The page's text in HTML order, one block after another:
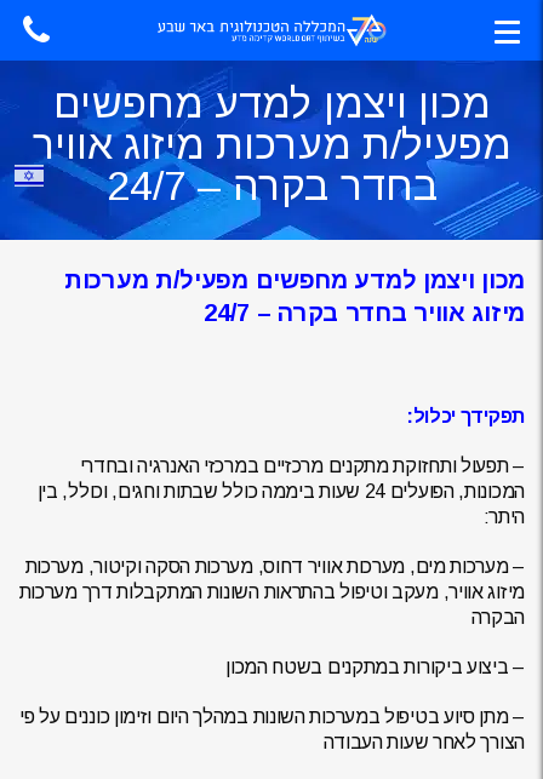
מכון ויצמן למדע מחפשים
מפעיל/ת מערכות מיזוג אוויר
בחדר בקרה – 24/7
מכון ויצמן למדע מחפשים מפעיל/ת מערכות
מיזוג אוויר בחדר בקרה – 24/7
תפקידך יכלול:
– תפעול ותחזוקת מתקנים מרכזיים במרכזי האנרגיה ובחדרי
המכונות, הפועלים 24 שעות ביממה כולל שבתות וחגים, וכולל, בין
היתר:
– מערכות מים, מערכות אוויר דחוס, מערכות הסקה וקיטור, מערכות
מיזוג אוויר, מעקב וטיפול בהתראות השונות המתקבלות דרך מערכות
הבקרה
– ביצוע ביקורות במתקנים בשטח המכון
– מתן סיוע בטיפול במערכות השונות במהלך היום וזימון כוננים על פי
הצורך לאחר שעות העבודה